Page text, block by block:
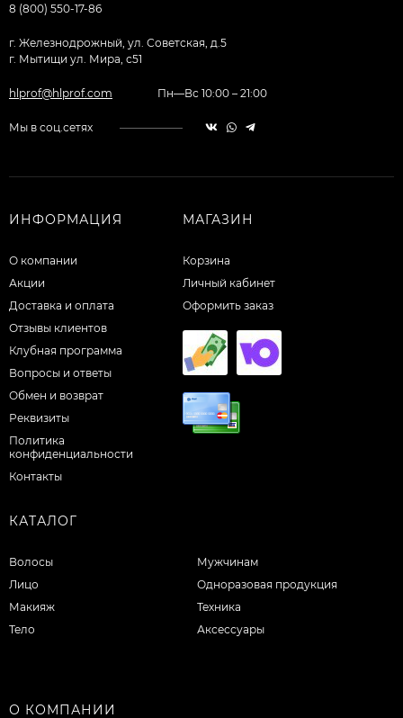
8 (800) 550-17-86
г. Железнодрожный, ул. Советская, д.5
г. Мытищи ул. Мира, с51
hlprof@hlprof.com Пн—Вс 10:00 – 21:00
Мы в соц.сетях
ИНФОРМАЦИЯ
О компании
Акции
Доставка и оплата
Отзывы клиентов
Клубная программа
Вопросы и ответы
Обмен и возврат
Реквизиты
Политика
конфиденциальности
Контакты
МАГАЗИН
Корзина
Личный кабинет
Оформить заказ
КАТАЛОГ
Волосы
Лицо
Макияж
Тело
Мужчинам
Одноразовая продукция
Техника
Аксессуары
О КОМПАНИИ